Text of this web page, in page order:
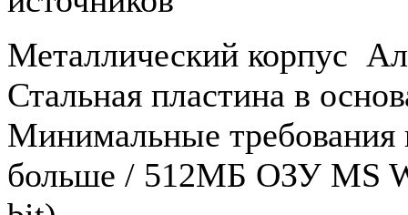
Металлический корпус
Стальная пластина в
Минимальные
больше / 512МБ ОЗУ MS